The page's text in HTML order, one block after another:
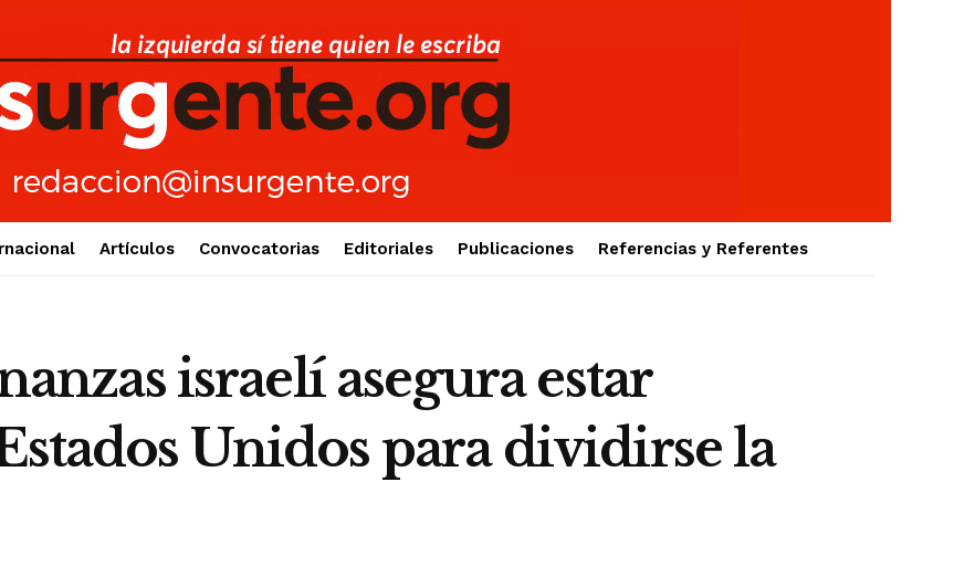
Artículos Convocatorias Editoriales Publicaciones Referencias y Referentes
israelí asegura estar
Unidos para dividirse la